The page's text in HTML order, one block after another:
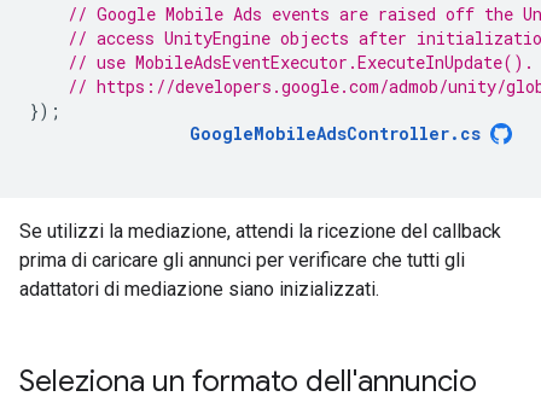
// Google Mobile Ads events are raised off the
// access UnityEngine objects after
// use
// https://developers.google.com/admob/unity/
});
GoogleMobileAdsController. cs
Se utilizzi la mediazione, attendi la ricezione del callback
prima di caricare gli annunci per verificare che tutti gli
adattatori di mediazione siano inizializzati.
Seleziona un formato dell'annuncio